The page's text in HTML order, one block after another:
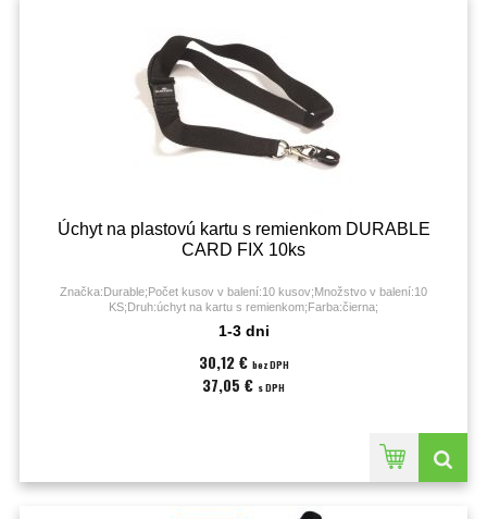
Úchyt na plastovú kartu s remienkom DURABLE
CARD FIX 10ks
Značka:Durable;Počet kusov v balení:10 kusov;Množstvo v balení:10
KS;Druh:úchyt na kartu s remienkom;Farba:čierna;
1-3 dni
30,12 € bez DPH
37,05 € s DPH